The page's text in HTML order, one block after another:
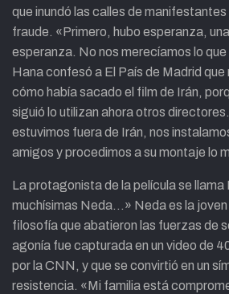
que inundó las calles de manifestantes
fraude. «Primero, hubo esperanza,
esperanza. No nos merecíamos lo
Hana confesó a El País de Madrid
cómo había sacado el film de Irán,
siguió lo utilizan ahora otros
estuvimos fuera de Irán, nos
amigos y procedimos a su montaje lo
La protagonista de la película se
muchísimas Neda…» Neda es la
filosofía que abatieron las fuerzas de
agonía fue capturada en un video de
por la CNN, y que se convirtió en un
resistencia. «Mi familia está